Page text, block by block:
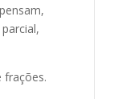
frações.